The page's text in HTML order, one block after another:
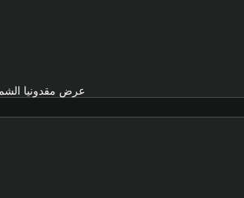
عرض مقدونيا